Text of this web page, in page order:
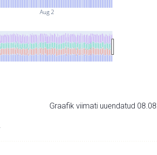
Aug 2
Graafik viimati uuendatud